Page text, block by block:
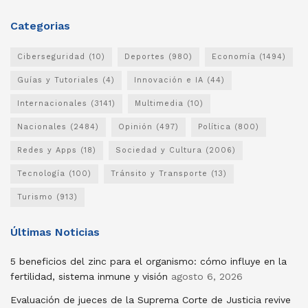
Categorias
Ciberseguridad (10) Deportes (980) Economía (1494)
Guías y Tutoriales (4) Innovación e IA (44)
Internacionales (3141) Multimedia (10)
Nacionales (2484) Opinión (497) Política (800)
Redes y Apps (18) Sociedad y Cultura (2006)
Tecnología (100) Tránsito y Transporte (13)
Turismo (913)
Últimas Noticias
5 beneficios del zinc para el organismo: cómo influye en la
fertilidad, sistema inmune y visión agosto 6, 2026
Evaluación de jueces de la Suprema Corte de Justicia revive